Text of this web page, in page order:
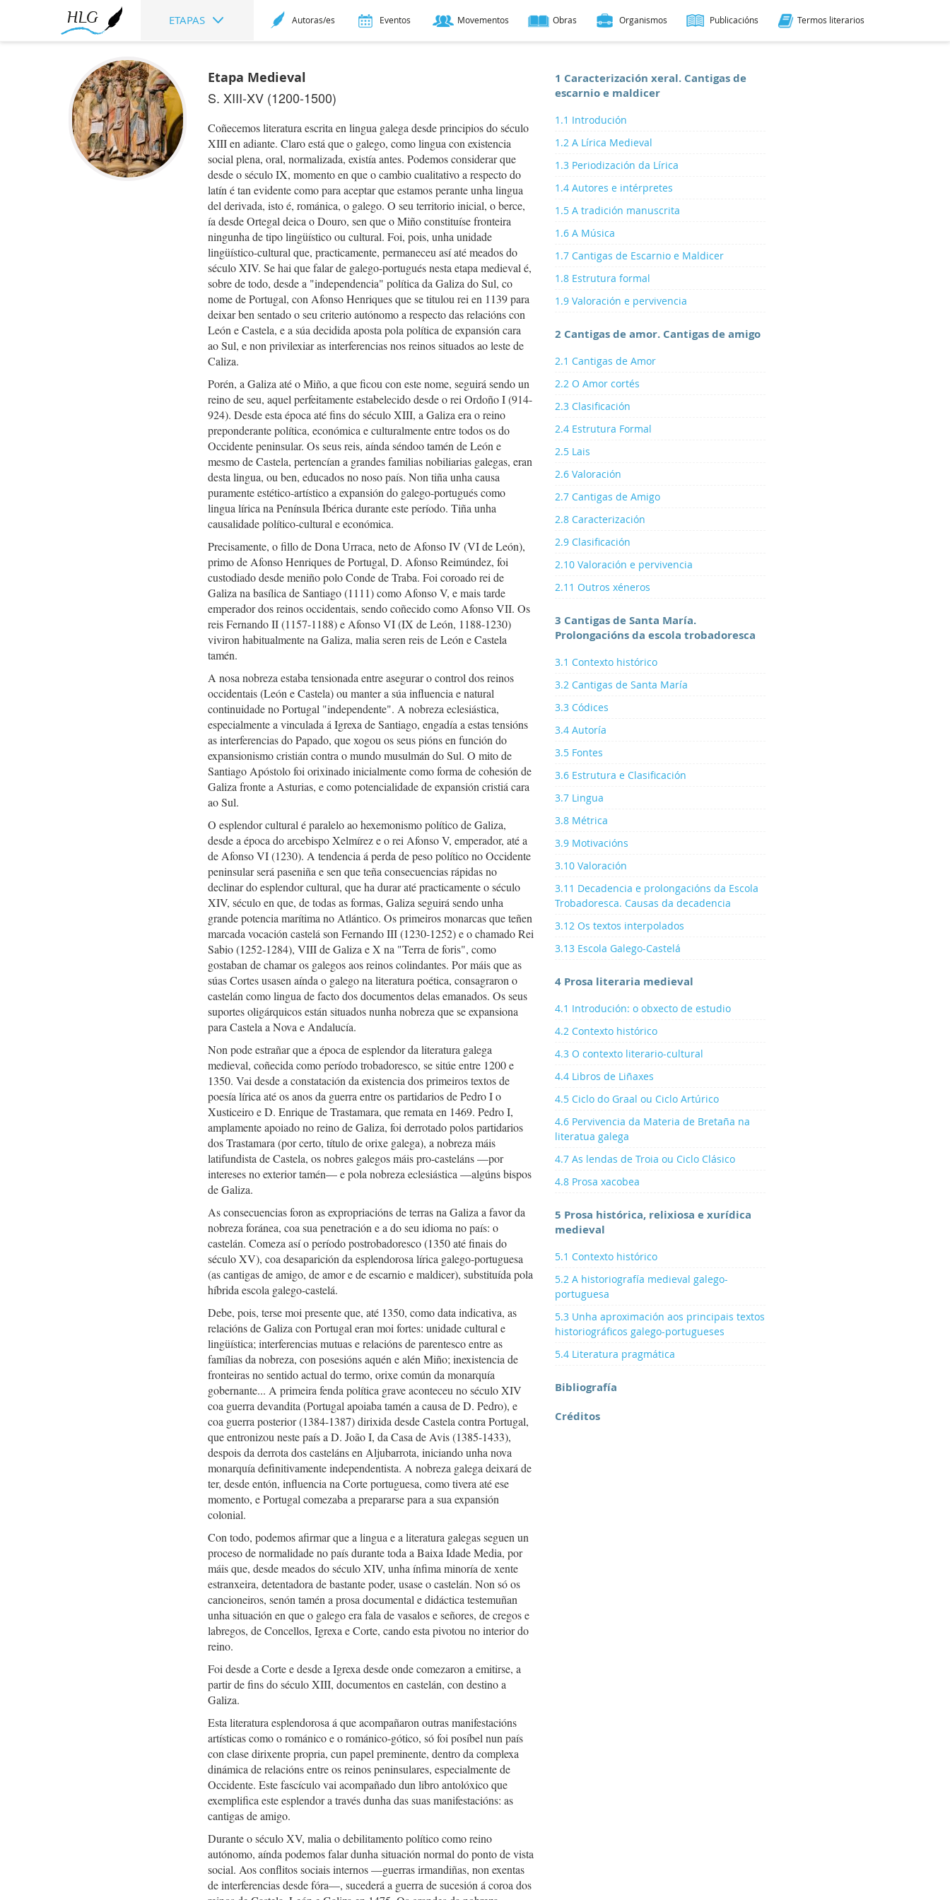
ETAPAS Autoras/es Eventos Movementos Obras Organismos Publicacións Termos literarios
Etapa Medieval
S. XIII-XV (1200-1500)
Coñecemos literatura escrita en lingua galega desde principios do século
XIII en adiante. Claro está que o galego, como lingua con existencia
social plena, oral, normalizada, existía antes. Podemos considerar que
desde o século IX, momento en que o cambio cualitativo a respecto do
latín é tan evidente como para aceptar que estamos perante unha lingua
del derivada, isto é, románica, o galego. O seu territorio inicial, o berce,
ía desde Ortegal deica o Douro, sen que o Miño constituíse fronteira
ningunha de tipo lingüístico ou cultural. Foi, pois, unha unidade
lingüístico-cultural que, practicamente, permaneceu así até meados do
século XIV. Se hai que falar de galego-portugués nesta etapa medieval é,
sobre de todo, desde a "independencia" política da Galiza do Sul, co
nome de Portugal, con Afonso Henriques que se titulou rei en 1139 para
deixar ben sentado o seu criterio autónomo a respecto das relacións con
León e Castela, e a súa decidida aposta pola política de expansión cara
ao Sul, e non privilexiar as interferencias nos reinos situados ao leste de
Caliza.
Porén, a Galiza até o Miño, a que ficou con este nome, seguirá sendo un
reino de seu, aquel perfeitamente estabelecido desde o rei Ordoño I (914-
924). Desde esta época até fins do século XIII, a Galiza era o reino
preponderante política, económica e culturalmente entre todos os do
Occidente peninsular. Os seus reis, aínda séndoo tamén de León e
mesmo de Castela, pertencían a grandes familias nobiliarias galegas, eran
desta lingua, ou ben, educados no noso país. Non tiña unha causa
puramente estético-artístico a expansión do galego-portugués como
lingua lírica na Península Ibérica durante este período. Tiña unha
causalidade político-cultural e económica.
Precisamente, o fillo de Dona Urraca, neto de Afonso IV (VI de León),
primo de Afonso Henriques de Portugal, D. Afonso Reimúndez, foi
custodiado desde meniño polo Conde de Traba. Foi coroado rei de
Galiza na basílica de Santiago (1111) como Afonso V, e mais tarde
emperador dos reinos occidentais, sendo coñecido como Afonso VII. Os
reis Fernando II (1157-1188) e Afonso VI (IX de León, 1188-1230)
viviron habitualmente na Galiza, malia seren reis de León e Castela
tamén.
A nosa nobreza estaba tensionada entre asegurar o control dos reinos
occidentais (León e Castela) ou manter a súa influencia e natural
continuidade no Portugal "independente". A nobreza eclesiástica,
especialmente a vinculada á Igrexa de Santiago, engadía a estas tensións
as interferencias do Papado, que xogou os seus pións en función do
expansionismo cristián contra o mundo musulmán do Sul. O mito de
Santiago Apóstolo foi orixinado inicialmente como forma de cohesión de
Galiza fronte a Asturias, e como potencialidade de expansión cristiá cara
ao Sul.
O esplendor cultural é paralelo ao hexemonismo político de Galiza,
desde a época do arcebispo Xelmírez e o rei Afonso V, emperador, até a
de Afonso VI (1230). A tendencia á perda de peso político no Occidente
peninsular será paseniña e sen que teña consecuencias rápidas no
declinar do esplendor cultural, que ha durar até practicamente o século
XIV, século en que, de todas as formas, Galiza seguirá sendo unha
grande potencia marítima no Atlántico. Os primeiros monarcas que teñen
marcada vocación castelá son Fernando III (1230-1252) e o chamado Rei
Sabio (1252-1284), VIII de Galiza e X na "Terra de foris", como
gostaban de chamar os galegos aos reinos colindantes. Por máis que as
súas Cortes usasen aínda o galego na literatura poética, consagraron o
castelán como lingua de facto dos documentos delas emanados. Os seus
suportes oligárquicos están situados nunha nobreza que se expansiona
para Castela a Nova e Andalucía.
Non pode estrañar que a época de esplendor da literatura galega
medieval, coñecida como período trobadoresco, se sitúe entre 1200 e
1350. Vai desde a constatación da existencia dos primeiros textos de
poesía lírica até os anos da guerra entre os partidarios de Pedro I o
Xusticeiro e D. Enrique de Trastamara, que remata en 1469. Pedro I,
amplamente apoiado no reino de Galiza, foi derrotado polos partidarios
dos Trastamara (por certo, título de orixe galega), a nobreza máis
latifundista de Castela, os nobres galegos máis pro-casteláns —por
intereses no exterior tamén— e pola nobreza eclesiástica —algúns bispos
de Galiza.
As consecuencias foron as expropriacións de terras na Galiza a favor da
nobreza foránea, coa sua penetración e a do seu idioma no país: o
castelán. Comeza así o período postrobadoresco (1350 até finais do
século XV), coa desaparición da esplendorosa lírica galego-portuguesa
(as cantigas de amigo, de amor e de escarnio e maldicer), substituída pola
híbrida escola galego-castelá.
Debe, pois, terse moi presente que, até 1350, como data indicativa, as
relacións de Galiza con Portugal eran moi fortes: unidade cultural e
lingüística; interferencias mutuas e relacións de parentesco entre as
famílias da nobreza, con posesións aquén e alén Miño; inexistencia de
fronteiras no sentido actual do termo, orixe común da monarquía
gobernante... A primeira fenda política grave aconteceu no século XIV
coa guerra devandita (Portugal apoiaba tamén a causa de D. Pedro), e
coa guerra posterior (1384-1387) dirixida desde Castela contra Portugal,
que entronizou neste país a D. João I, da Casa de Avis (1385-1433),
despois da derrota dos casteláns en Aljubarrota, iniciando unha nova
monarquía definitivamente independentista. A nobreza galega deixará de
ter, desde entón, influencia na Corte portuguesa, como tivera até ese
momento, e Portugal comezaba a prepararse para a sua expansión
colonial.
Con todo, podemos afirmar que a lingua e a literatura galegas seguen un
proceso de normalidade no país durante toda a Baixa Idade Media, por
máis que, desde meados do século XIV, unha ínfima minoría de xente
estranxeira, detentadora de bastante poder, usase o castelán. Non só os
cancioneiros, senón tamén a prosa documental e didáctica testemuñan
unha situación en que o galego era fala de vasalos e señores, de cregos e
labregos, de Concellos, Igrexa e Corte, cando esta pivotou no interior do
reino.
Foi desde a Corte e desde a Igrexa desde onde comezaron a emitirse, a
partir de fins do século XIII, documentos en castelán, con destino a
Galiza.
Esta literatura esplendorosa á que acompañaron outras manifestacións
artísticas como o románico e o románico-gótico, só foi posíbel nun país
con clase dirixente propria, cun papel preminente, dentro da complexa
dinámica de relacións entre os reinos peninsulares, especialmente de
Occidente. Este fascículo vai acompañado dun libro antolóxico que
exemplifica este esplendor a través dunha das suas manifestacións: as
cantigas de amigo.
Durante o século XV, malia o debilitamento político como reino
autónomo, aínda podemos falar dunha situación normal do ponto de vista
social. Aos conflitos sociais internos —guerras irmandiñas, non exentas
de interferencias desde fóra—, sucederá a guerra de sucesión á coroa dos
1 Caracterización xeral. Cantigas de
escarnio e maldicer
1.1 Introdución
1.2 A Lírica Medieval
1.3 Periodización da Lírica
1.4 Autores e intérpretes
1.5 A tradición manuscrita
1.6 A Música
1.7 Cantigas de Escarnio e Maldicer
1.8 Estrutura formal
1.9 Valoración e pervivencia
2 Cantigas de amor. Cantigas de amigo
2.1 Cantigas de Amor
2.2 O Amor cortés
2.3 Clasificación
2.4 Estrutura Formal
2.5 Lais
2.6 Valoración
2.7 Cantigas de Amigo
2.8 Caracterización
2.9 Clasificación
2.10 Valoración e pervivencia
2.11 Outros xéneros
3 Cantigas de Santa María.
Prolongacións da escola trobadoresca
3.1 Contexto histórico
3.2 Cantigas de Santa María
3.3 Códices
3.4 Autoría
3.5 Fontes
3.6 Estrutura e Clasificación
3.7 Lingua
3.8 Métrica
3.9 Motivacións
3.10 Valoración
3.11 Decadencia e prolongacións da Escola
Trobadoresca. Causas da decadencia
3.12 Os textos interpolados
3.13 Escola Galego-Castelá
4 Prosa literaria medieval
4.1 Introdución: o obxecto de estudio
4.2 Contexto histórico
4.3 O contexto literario-cultural
4.4 Libros de Liñaxes
4.5 Ciclo do Graal ou Ciclo Artúrico
4.6 Pervivencia da Materia de Bretaña na
literatua galega
4.7 As lendas de Troia ou Ciclo Clásico
4.8 Prosa xacobea
5 Prosa histórica, relixiosa e xurídica
medieval
5.1 Contexto histórico
5.2 A historiografía medieval galego-
portuguesa
5.3 Unha aproximación aos principais textos
historiográficos galego-portugueses
5.4 Literatura pragmática
Bibliografía
Créditos